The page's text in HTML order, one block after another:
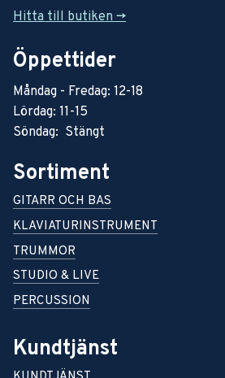
Hitta till butiken ->
Öppettider
Måndag - Fredag: 12-18
Lördag: 11-15
Söndag: Stängt
Sortiment
GITARR OCH BAS
KLAVIATURINSTRUMENT
TRUMMOR
STUDIO & LIVE
PERCUSSION
Kundtjänst